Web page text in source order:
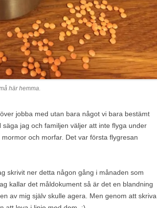
här hemma.
jobba med utan bara något vi bara bestämt
säga jag och familjen väljer att inte flyga under
och morfar. Det var första flygresan
skrivit ner detta någon gång i månaden som
kallar det måldokument så är det en blandning
av mig själv skulle agera. Men genom att skriva